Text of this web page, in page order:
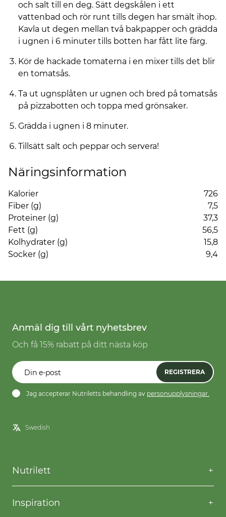
och salt till en deg. Sätt degskålen i ett
vattenbad och rör runt tills degen har smält ihop.
Kavla ut degen mellan två bakpapper och grädda
i ugnen i 6 minuter tills botten har fått lite färg.
Kör de hackade tomaterna i en mixer tills det blir
en tomatsås.
Ta ut ugnsplåten ur ugnen och bred på tomatsås
på pizzabotten och toppa med grönsaker.
Grädda i ugnen i 8 minuter.
Tillsätt salt och peppar och servera!
Näringsinformation
Kalorier
726
Fiber (g)
7,5
Proteiner (g)
37,3
Fett (g)
56,5
Kolhydrater (g)
15,8
Socker (g)
9,4
Anmäl dig till vårt nyhetsbrev
Och få 15% rabatt på ditt nästa köp
REGISTRERA
Jag accepterar Nutriletts behandling av personupplysningar.
Nutrilett
Kontakta oss
Frågor & svar
Inspiration